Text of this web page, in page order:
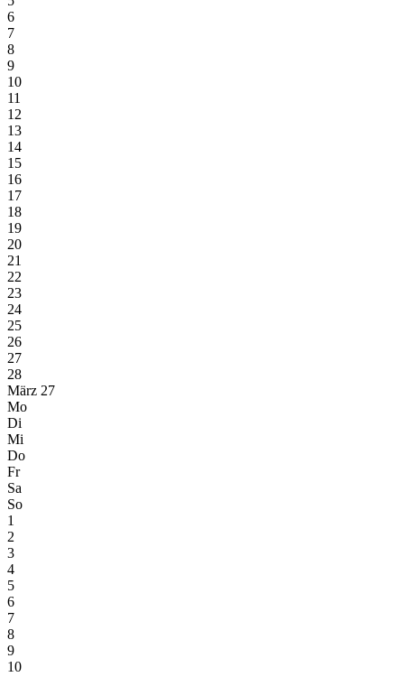
6
7
8
9
10
11
12
13
14
15
16
17
18
19
20
21
22
23
24
25
26
27
28
März 27
Mo
Di
Mi
Do
Fr
Sa
So
1
2
3
4
5
6
7
8
9
10